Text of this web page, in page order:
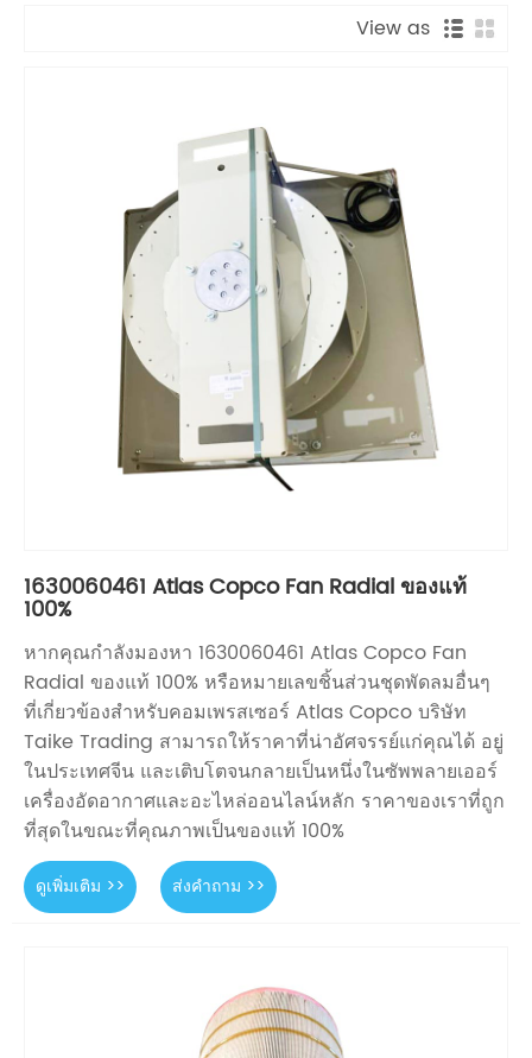
View as
1630060461 Atlas Copco Fan Radial ของแท้
100%
หากคุณกำลังมองหา 1630060461 Atlas Copco Fan
Radial ของแท้ 100% หรือหมายเลขชิ้นส่วนชุดพัดลมอื่นๆ
ที่เกี่ยวข้องสำหรับคอมเพรสเซอร์ Atlas Copco บริษัท
Taike Trading สามารถให้ราคาที่น่าอัศจรรย์แก่คุณได้ อยู่
ในประเทศจีน และเติบโตจนกลายเป็นหนึ่งในซัพพลายเออร์
เครื่องอัดอากาศและอะไหล่ออนไลน์หลัก ราคาของเราที่ถูก
ที่สุดในขณะที่คุณภาพเป็นของแท้ 100%
ดูเพิ่มเติม >> ส่งคำถาม >>